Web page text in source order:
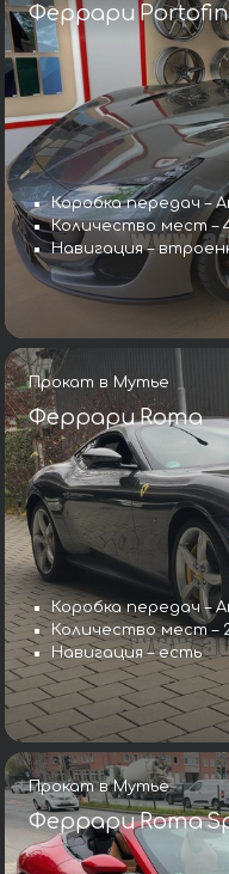
Феррари
Коробка передач –
Количество мест –
Навигация –
Прокат в Мутье
Феррари Roma
Коробка передач –
Количество мест –
Навигация – есть
Прокат в Мутье
Феррари Roma